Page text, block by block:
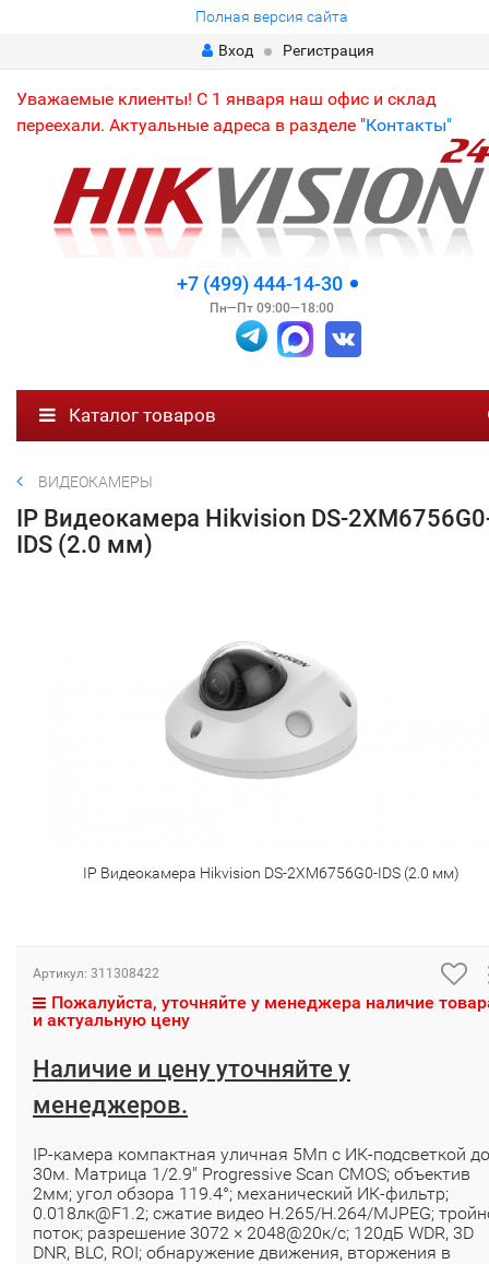
Полная версия сайта
Вход
Регистрация
Уважаемые клиенты! С 1 января наш офис и склад
переехали. Актуальные адреса в разделе "Контакты"
+7 (499) 444-14-30
Пн—Пт 09:00—18:00
Каталог товаров
ВИДЕОКАМЕРЫ
IP Видеокамера Hikvision DS-
IDS (2.0 мм)
IP Видеокамера Hikvision DS-2XM6756G0-IDS (2.0 мм)
Артикул: 311308422
Пожалуйста, уточняйте у менеджера наличие
и актуальную цену
Наличие и цену уточняйте у
менеджеров.
IP-камера компактная уличная 5Мп с ИК-подсветкой до
30м. Матрица 1/2.9" Progressive Scan CMOS; объектив
2мм; угол обзора 119.4°; механический ИК-фильтр;
0.018лк@F1.2; сжатие видео H.265/H.264/MJPEG;
поток; разрешение 3072 × 2048@20к/с; 120дБ WDR, 3D
DNR, BLC, ROI; обнаружение движения, вторжения в